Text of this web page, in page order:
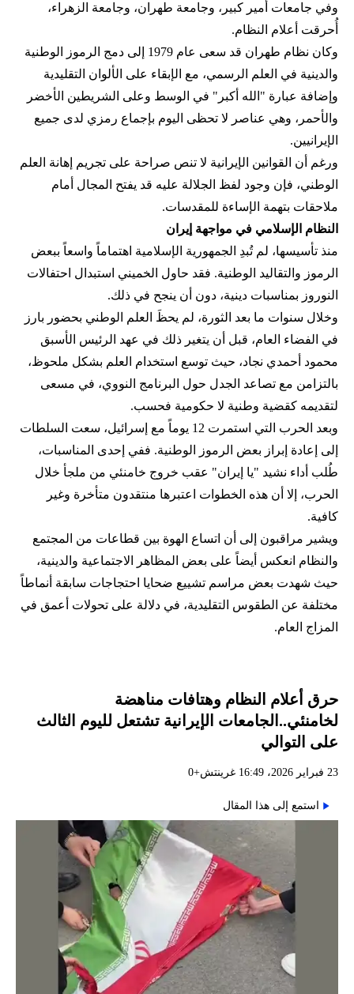
وفي جامعات أمير كبير، وجامعة طهران، وجامعة الزهراء،
أُحرقت أعلام النظام.
وكان نظام طهران قد سعى عام 1979 إلى دمج الرموز الوطنية
والدينية في العلم الرسمي، مع الإبقاء على الألوان التقليدية
وإضافة عبارة "الله أكبر" في الوسط وعلى الشريطين الأخضر
والأحمر، وهي عناصر لا تحظى اليوم بإجماع رمزي لدى جميع
الإيرانيين.
ورغم أن القوانين الإيرانية لا تنص صراحة على تجريم إهانة العلم
الوطني، فإن وجود لفظ الجلالة عليه قد يفتح المجال أمام
ملاحقات بتهمة الإساءة للمقدسات.
النظام الإسلامي في مواجهة إيران
منذ تأسيسها، لم تُبدِ الجمهورية الإسلامية اهتماماً واسعاً ببعض
الرموز والتقاليد الوطنية. فقد حاول الخميني استبدال احتفالات
النوروز بمناسبات دينية، دون أن ينجح في ذلك.
وخلال سنوات ما بعد الثورة، لم يحظَ العلم الوطني بحضور بارز
في الفضاء العام، قبل أن يتغير ذلك في عهد الرئيس الأسبق
محمود أحمدي‌ نجاد، حيث توسع استخدام العلم بشكل ملحوظ،
بالتزامن مع تصاعد الجدل حول البرنامج النووي، في مسعى
لتقديمه كقضية وطنية لا حكومية فحسب.
وبعد الحرب التي استمرت 12 يوماً مع إسرائيل، سعت السلطات
إلى إعادة إبراز بعض الرموز الوطنية. ففي إحدى المناسبات،
طُلب أداء نشيد "يا إيران" عقب خروج خامنئي من ملجأ خلال
الحرب، إلا أن هذه الخطوات اعتبرها منتقدون متأخرة وغير
كافية.
ويشير مراقبون إلى أن اتساع الهوة بين قطاعات من المجتمع
والنظام انعكس أيضاً على بعض المظاهر الاجتماعية والدينية،
حيث شهدت بعض مراسم تشييع ضحايا احتجاجات سابقة أنماطاً
مختلفة عن الطقوس التقليدية، في دلالة على تحولات أعمق في
المزاج العام.
حرق أعلام النظام وهتافات مناهضة
لخامنئي..الجامعات الإيرانية تشتعل لليوم الثالث
على التوالي
23 فبراير 2026، 16:49 غرينتش+0
استمع إلى هذا المقال